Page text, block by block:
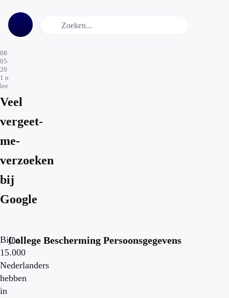
08-
05-
2015
1 min.
leestijd
Veel
vergeet-
me-
verzoeken
bij
Google
Bijna
15.000
Nederlanders
hebben
in
College Bescherming Persoonsgegevens